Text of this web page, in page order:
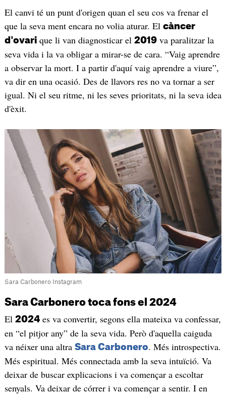
El canvi té un punt d'origen quan el seu cos va frenar el
que la seva ment encara no volia aturar. El càncer
d'ovarique li van diagnosticar el 2019va paralitzar la
seva vida i la va obligar a mirar-se de cara. “Vaig aprendre
a observar la mort. I a partir d'aquí vaig aprendre a viure”,
va dir en una ocasió. Des de llavors res no va tornar a ser
igual. Ni el seu ritme, ni les seves prioritats, ni la seva idea
d'èxit.
Sara Carbonero Instagram
Sara Carbonero toca fons el 2024
El 2024es va convertir, segons ella mateixa va confessar,
en “el pitjor any” de la seva vida. Però d'aquella caiguda
va néixer una altra Sara Carbonero. Més introspectiva.
Més espiritual. Més connectada amb la seva intuïció. Va
deixar de buscar explicacions i va començar a escoltar
senyals. Va deixar de córrer i va començar a sentir. I en